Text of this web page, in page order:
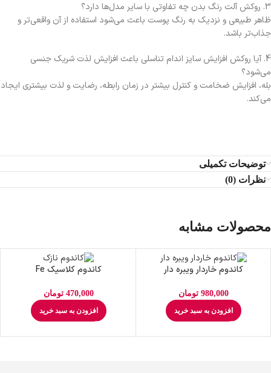
3. روکش آلت رنگ بدن چه تفاوتی با سایر مدل‌ها دارد؟
ظاهر طبیعی و نزدیک به رنگ پوست باعث می‌شود استفاده از آن واقعی‌تر و
جذاب‌تر باشد.
4. آیا روکش افزایش سایز اندام تناسلی باعث افزایش لذت شریک جنسی
می‌شود؟
بله، افزایش ضخامت و کنترل بیشتر در زمان رابطه، رضایت و لذت بیشتری ایجاد
می‌کند.
توضیحات تکمیلی
نظرات (0)
محصولات مشابه
کاندوم خاردار ویبره دار
980,000 تومان
افزودن به سبد خرید
کاندوم کلاسیک Fe
470,000 تومان
افزودن به سبد خرید